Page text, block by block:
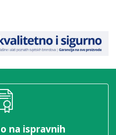
na ispravnih